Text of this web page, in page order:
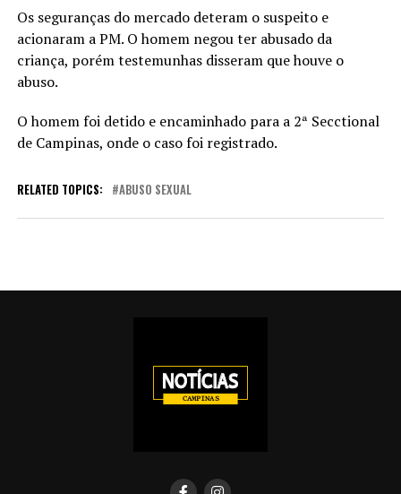
Os seguranças do mercado deteram o suspeito e
acionaram a PM. O homem negou ter abusado da
criança, porém testemunhas disseram que houve o
abuso.
O homem foi detido e encaminhado para a 2ª Secctional
de Campinas, onde o caso foi registrado.
RELATED TOPICS: ABUSO SEXUAL